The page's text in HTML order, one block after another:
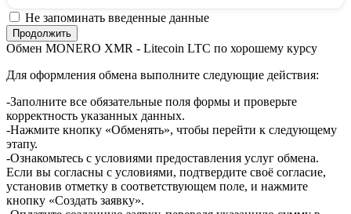
Не запоминать введенные данные
Обмен MONERO XMR - Litecoin LTC по хорошему курсу
Для оформления обмена выполните следующие действия:
-Заполните все обязательные поля формы и проверьте
корректность указанных данных.
-Нажмите кнопку «Обменять», чтобы перейти к следующему
этапу.
-Ознакомьтесь с условиями предоставления услуг обмена.
Если вы согласны с условиями, подтвердите своё согласие,
установив отметку в соответствующем поле, и нажмите
кнопку «Создать заявку».